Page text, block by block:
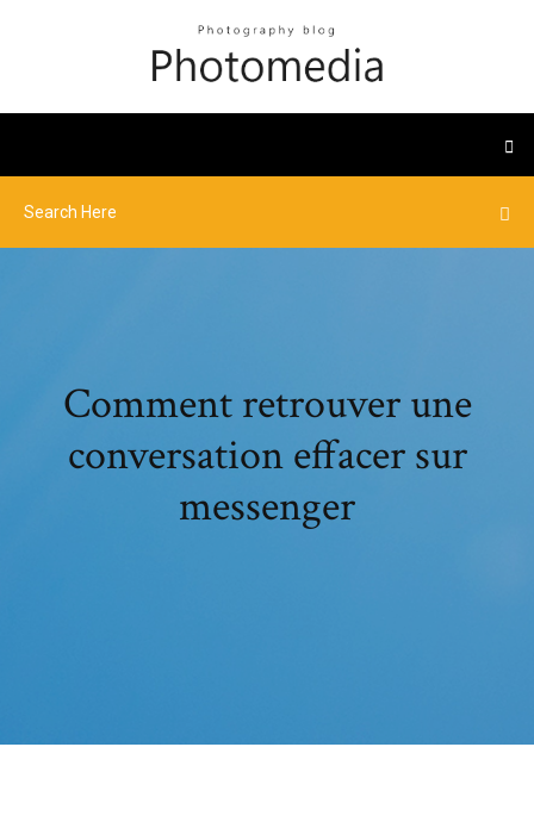
Comment retrouver une
conversation effacer sur
messenger